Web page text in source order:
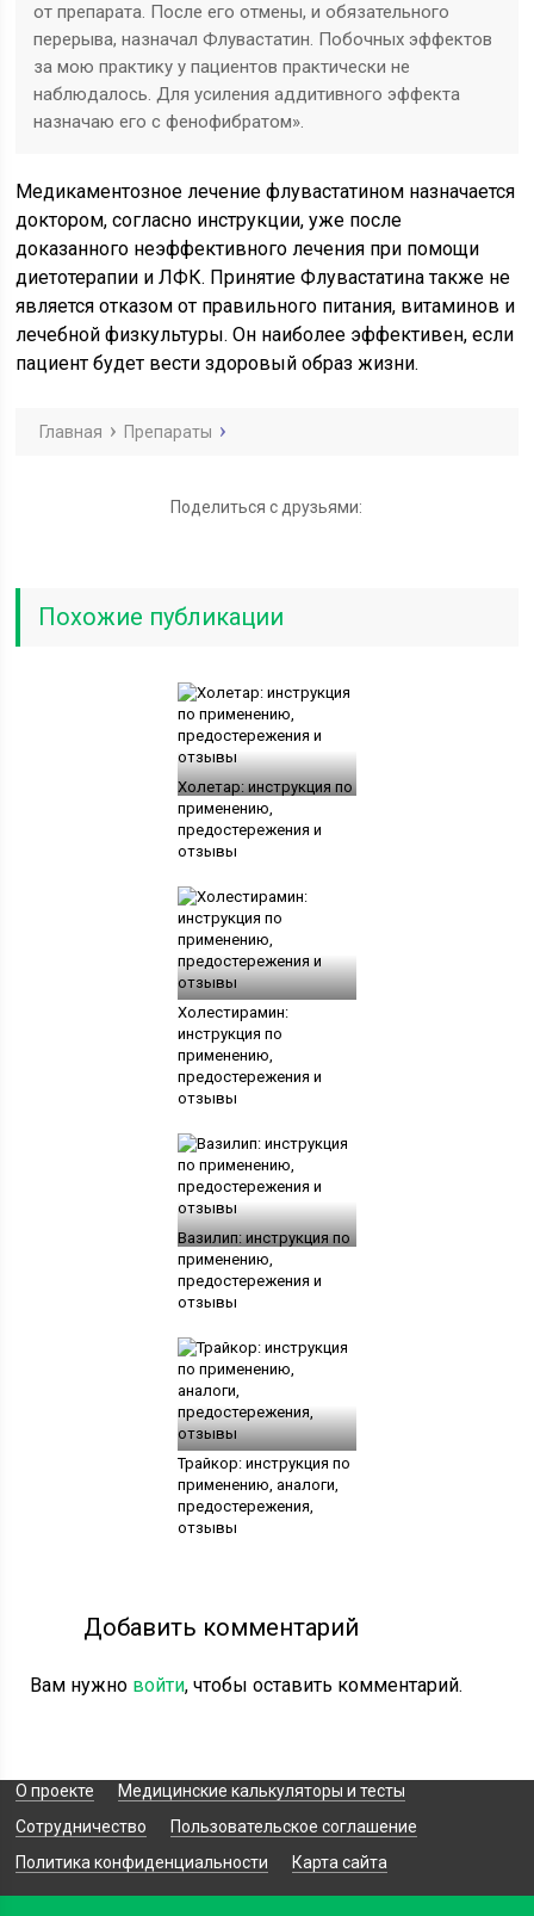
от препарата. После его отмены, и обязательного
перерыва, назначал Флувастатин. Побочных эффектов
за мою практику у пациентов практически не
наблюдалось. Для усиления аддитивного эффекта
назначаю его с фенофибратом».
Медикаментозное лечение флувастатином назначается
доктором, согласно инструкции, уже после
доказанного неэффективного лечения при помощи
диетотерапии и ЛФК. Принятие Флувастатина также не
является отказом от правильного питания, витаминов и
лечебной физкультуры. Он наиболее эффективен, если
пациент будет вести здоровый образ жизни.
Главная Препараты
Поделиться с друзьями:
Похожие публикации
Холетар: инструкция по
применению,
предостережения и
отзывы
Холестирамин:
инструкция по
применению,
предостережения и
отзывы
Вазилип: инструкция по
применению,
предостережения и
отзывы
Трайкор: инструкция по
применению, аналоги,
предостережения,
отзывы
Добавить комментарий
Вам нужно войти, чтобы оставить комментарий.
О проекте
Медицинские калькуляторы и тесты
Сотрудничество
Пользовательское соглашение
Политика конфиденциальности
Карта сайта